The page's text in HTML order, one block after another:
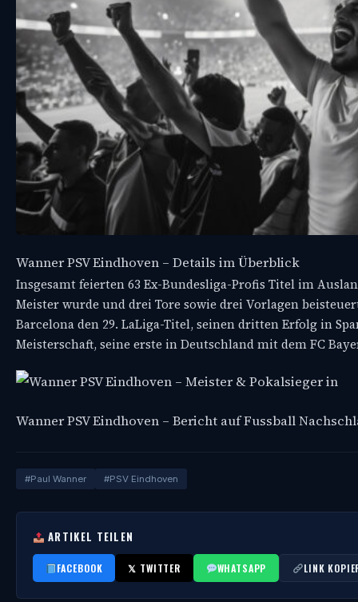
Wanner PSV Eindhoven – Details im Überblick
Insgesamt feierten 63 Ex-Bundesliga-Profis Titel im
Meister wurde und drei Tore sowie drei Vorlagen
Barcelona den 29. LaLiga-Titel, seinen dritten Erfolg in
Meisterschaft, seine erste in Deutschland mit dem FC
Wanner PSV Eindhoven – Bericht auf Fussball
#Paul Wanner #PSV Eindhoven
ARTIKEL TEILEN
FACEBOOK 𝕏 TWITTER WHATSAPP LINK